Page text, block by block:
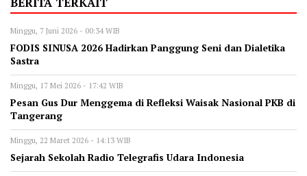
Minggu, 7 Juni 2026 - 00:34 WIB
‎FODIS SINUSA 2026 Hadirkan Panggung Seni dan Dialetika
Sastra
Minggu, 17 Mei 2026 - 17:42 WIB
Pesan Gus Dur Menggema di Refleksi Waisak Nasional PKB di
Tangerang
Minggu, 22 Maret 2026 - 14:13 WIB
Sejarah Sekolah Radio Telegrafis Udara Indonesia